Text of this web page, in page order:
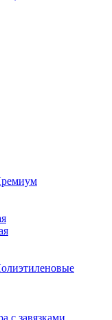
с завязками